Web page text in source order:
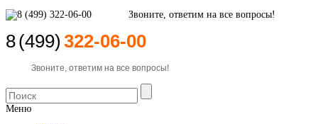
8(499) 322-06-00
Звоните, ответим на все вопросы!
Меню